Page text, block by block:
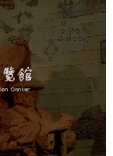
馆展厅设计
企业展厅设计
产品展厅设计